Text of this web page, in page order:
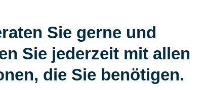
Sie gerne und
Sie jederzeit mit allen
die Sie benötigen.